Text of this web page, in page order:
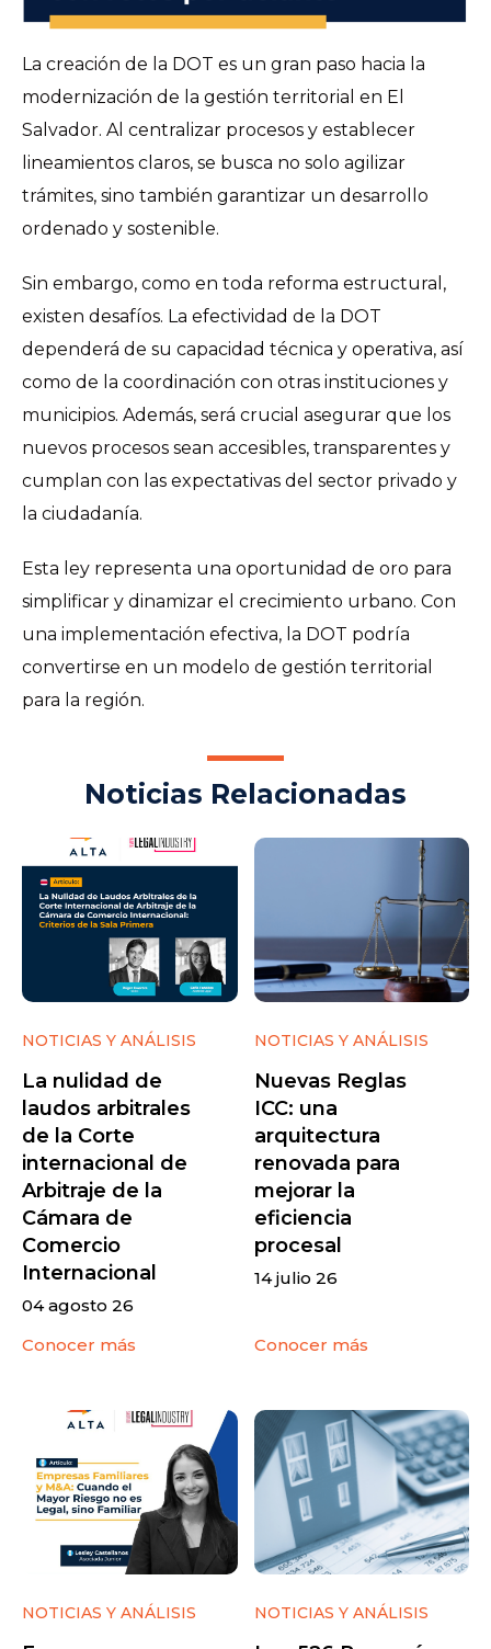
La creación de la DOT es un gran paso hacia la
modernización de la gestión territorial en El
Salvador. Al centralizar procesos y establecer
lineamientos claros, se busca no solo agilizar
trámites, sino también garantizar un desarrollo
ordenado y sostenible.
Sin embargo, como en toda reforma estructural,
existen desafíos. La efectividad de la DOT
dependerá de su capacidad técnica y operativa, así
como de la coordinación con otras instituciones y
municipios. Además, será crucial asegurar que los
nuevos procesos sean accesibles, transparentes y
cumplan con las expectativas del sector privado y
la ciudadanía.
Esta ley representa una oportunidad de oro para
simplificar y dinamizar el crecimiento urbano. Con
una implementación efectiva, la DOT podría
convertirse en un modelo de gestión territorial
para la región.
Noticias Relacionadas
NOTICIAS Y ANÁLISIS
La nulidad de
laudos arbitrales
de la Corte
internacional de
Arbitraje de la
Cámara de
Comercio
Internacional
04 agosto 26
Conocer más
NOTICIAS Y ANÁLISIS
Nuevas Reglas
ICC: una
arquitectura
renovada para
mejorar la
eficiencia
procesal
14 julio 26
Conocer más
NOTICIAS Y ANÁLISIS NOTICIAS Y ANÁLISIS